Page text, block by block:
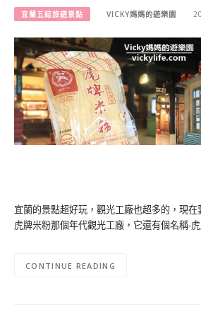
宜蘭五結旅遊景點 VICKY媽媽的遊樂園
宜蘭的景點超好玩，觀光工廠也超多的，現
虎牌米粉那個年代觀光工廠，它還有個名稱-
CONTINUE READING